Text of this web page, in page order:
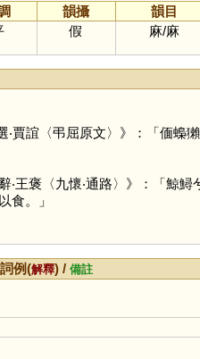
韻攝 韻目
假 麻/麻
賈誼〈弔屈原文〉》：「偭蟂
王褒〈九懷‧通路〉》：「鯨
食。」
詞例(解釋) /備註